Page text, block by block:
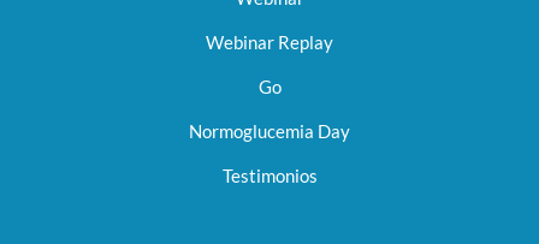
Webinar Replay
Go
Normoglucemia Day
Testimonios